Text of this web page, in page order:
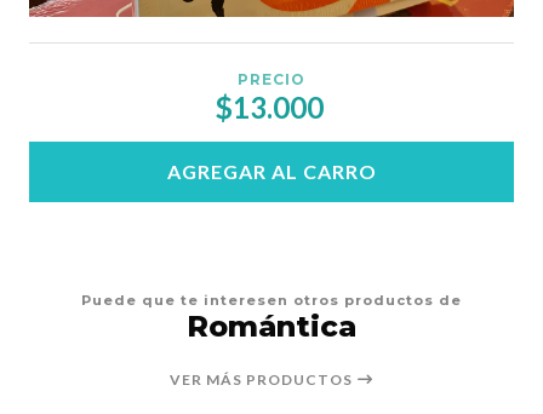
PRECIO
$13.000
AGREGAR AL CARRO
Puede que te interesen otros productos de
Romántica
VER MÁS PRODUCTOS